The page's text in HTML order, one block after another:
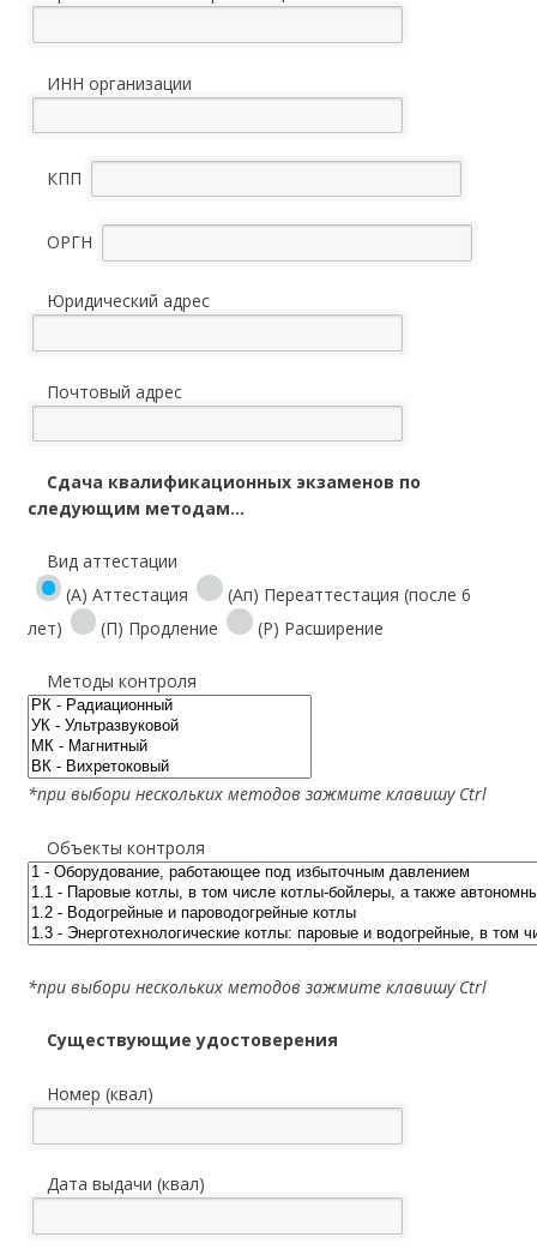
ИНН организации
КПП
ОРГН
Юридический адрес
Почтовый адрес
Сдача квалификационных экзаменов по
следующим методам...
Вид аттестации
(А) Аттестация
(Ап) Переаттестация (после 6
лет)
(П) Продление (Р) Расширение
Методы контроля
*при выбори нескольких методов зажмите клавишу Ctrl
Объекты контроля
*при выбори нескольких методов зажмите клавишу Ctrl
Существующие удостоверения
Номер (квал)
Дата выдачи (квал)